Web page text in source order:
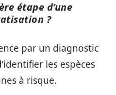
étape d’une
?
par un diagnostic
les espèces
à risque.